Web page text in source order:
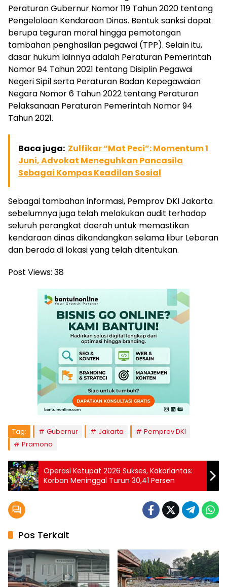
Peraturan Gubernur Nomor 119 Tahun 2020 tentang
Pengelolaan Kendaraan Dinas. Bentuk sanksi dapat
berupa teguran moral hingga pemotongan
tambahan penghasilan pegawai (TPP). Selain itu,
dasar hukum lainnya adalah Peraturan Pemerintah
Nomor 94 Tahun 2021 tentang Disiplin Pegawai
Negeri Sipil serta Peraturan Badan Kepegawaian
Negara Nomor 6 Tahun 2022 tentang Peraturan
Pelaksanaan Peraturan Pemerintah Nomor 94
Tahun 2021.
Baca juga: Zulfikar “Mat Peci”: Momentum 1
Juni, Advokat Meneguhkan Pancasila
Sebagai Kompas Keadilan Sosial
Sebagai tambahan informasi, Pemprov DKI Jakarta
sebelumnya juga telah melakukan audit terhadap
seluruh perangkat daerah untuk memastikan
kendaraan dinas dikandangkan selama libur Lebaran
dan berada di lokasi yang telah ditentukan.
Post Views: 38
Tag: Gubernur Jakarta
Pemprov DKI
Pramono
Operasi Ketupat 2026 Sukses, Kakorlantas:
Korban Meninggal Turun 30,41 Persen
Pos Terkait